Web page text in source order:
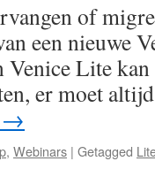
of
een nieuwe
Lite kan
er moet
→
, Webinars | Getagged